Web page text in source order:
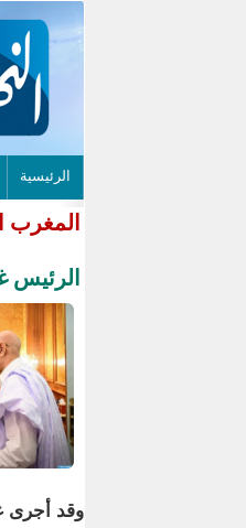
الرئيسية
المغرب
وقد أجرى